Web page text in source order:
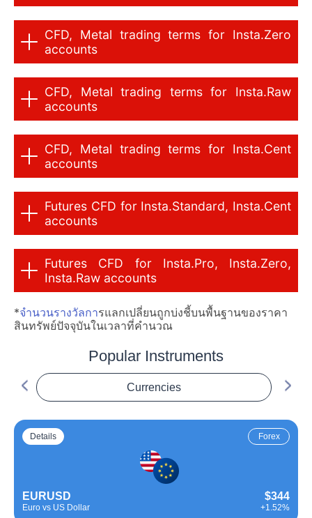
CFD, Metal trading terms for Insta.Zero
accounts
CFD, Metal trading terms for Insta.Raw
accounts
CFD, Metal trading terms for Insta.Cent
accounts
Futures CFD for Insta.Standard, Insta.Cent
accounts
Futures CFD for Insta.Pro, Insta.Zero,
Insta.Raw accounts
*จำนวนรางวัลการแลกเปลี่ยนถูกบ่งชี้บนพื้นฐานของราคา
สินทรัพย์ปัจจุบันในเวลาที่คำนวณ
Popular Instruments
Currencies
Details Forex
EURUSD
Euro vs US Dollar
$344
+1.52%